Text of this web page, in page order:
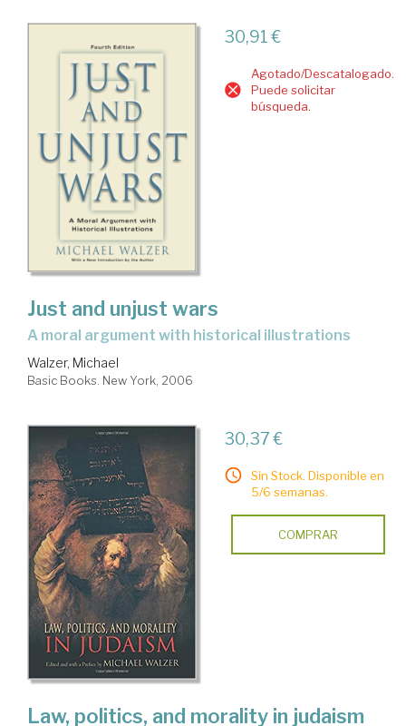
30,91 €
Agotado/Descatalogado.
Puede solicitar
búsqueda.
Just and unjust wars
a moral argument with historical illustrations
Walzer, Michael
Basic Books. New York, 2006
30,37 €
Sin Stock. Disponible en
5/6 semanas.
COMPRAR
Law, politics, and morality in judaism